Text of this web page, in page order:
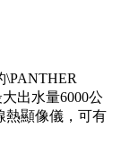
\PANTHER
出水量6000公
熱顯像儀，可有